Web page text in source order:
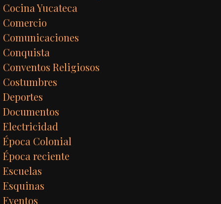
Cocina Yucateca
Comercio
Comunicaciones
Conquista
Conventos Religiosos
Costumbres
Deportes
Documentos
Electricidad
Época Colonial
Época reciente
Escuelas
Esquinas
Eventos